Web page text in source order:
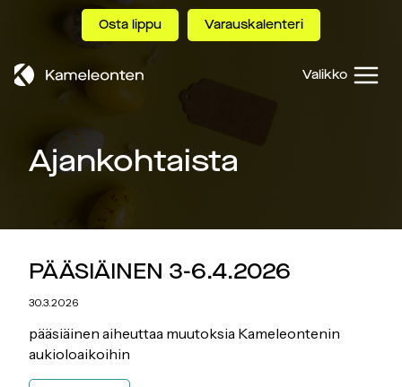
Osta lippu Varauskalenteri
Valikko
Ajankohtaista
PÄÄSIÄINEN 3-6.4.2026
30.3.2026
pääsiäinen aiheuttaa muutoksia Kameleontenin
aukioloaikoihin